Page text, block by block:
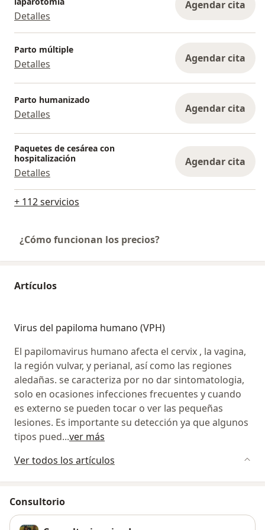
ya que me encuentro en la zona sur en Coyoacan,
Coapa, estando disponibilidad las 24 horas los siete
días de la semana.
Detalles
Agendar cita
Parto múltiple
Detalles Agendar cita
Parto humanizado
Detalles Agendar cita
Paquetes de cesárea con
hospitalización
Detalles
Agendar cita
+ 112 servicios
¿Cómo funcionan los precios?
Artículos
Virus del papiloma humano (VPH)
El papilomavirus humano afecta el cervix , la vagina,
la región vulvar, y perianal, así como las regiones
aledañas. se caracteriza por no dar sintomatologia,
solo en ocasiones infecciones frecuentes y cuando
es externo se pueden tocar o ver las pequeñas
lesiones. Es importante su detección ya que algunos
tipos pued...ver más
Ver todos los artículos
Consultorio